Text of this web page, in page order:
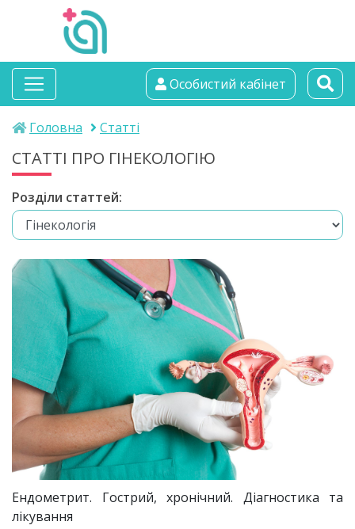
альтамедика
медичний центр
Особистий кабінет
Головна Статті
СТАТТІ ПРО ГІНЕКОЛОГІЮ
Розділи статтей:
Ендометрит. Гострий, хронічний. Діагностика та
лікування